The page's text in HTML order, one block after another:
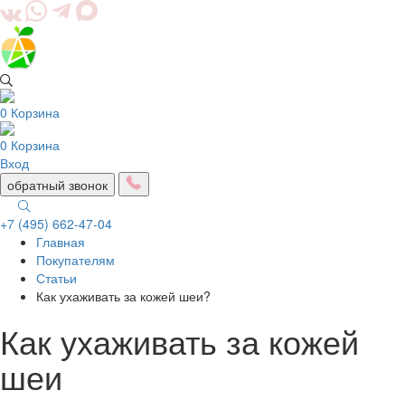
0 Корзина
0 Корзина
Вход
обратный звонок
+7 (495) 662-47-04
Главная
Покупателям
Статьи
Как ухаживать за кожей шеи?
Как ухаживать за кожей
шеи